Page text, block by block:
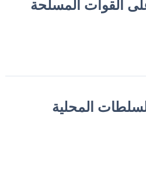
القوات المسلحة
المحلية